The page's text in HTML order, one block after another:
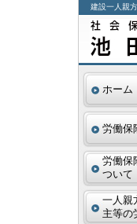
建設一人親
ホーム
労働保
労働保
ついて
一人親
主等の